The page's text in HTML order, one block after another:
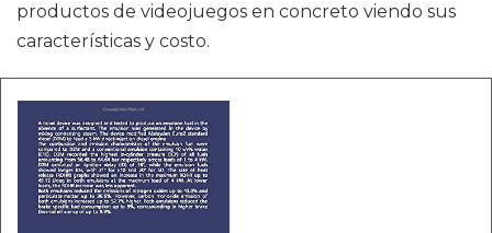
productos de videojuegos en concreto viendo sus
características y costo.